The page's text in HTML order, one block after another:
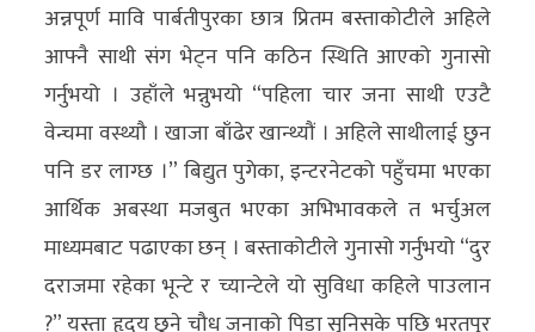
अन्नपूर्ण मावि पार्बतीपुरका छात्र प्रितम बस्ताकोटीले अहिले
आफ्नै साथी संग भेट्न पनि कठिन स्थिति आएको गुनासो
गर्नुभयो । उहाँले भन्नुभयो “पहिला चार जना साथी एउटै
वेन्चमा वस्थ्यौ । खाजा बाँढेर खान्थ्यौं । अहिले साथीलाई छुन
पनि डर लाग्छ ।” बिद्युत पुगेका, इन्टरनेटको पहुँचमा भएका
आर्थिक अबस्था मजबुत भएका अभिभावकले त भर्चुअल
माध्यमबाट पढाएका छन् । बस्ताकोटीले गुनासो गर्नुभयो “दुर
दराजमा रहेका भून्टे र च्यान्टेले यो सुविधा कहिले पाउलान